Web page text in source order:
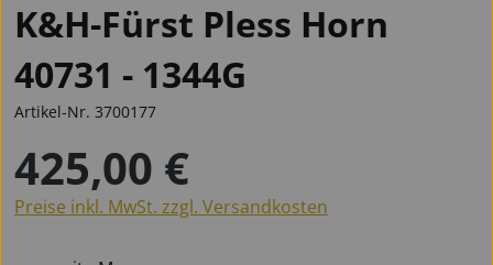
K&H-Fürst Pless Horn
40731 - 1344G
Artikel-Nr. 3700177
Regulärer Preis:
425,00 €
Preise inkl. MwSt. zzgl. Versandkosten